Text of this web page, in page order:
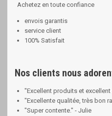
Achetez en toute confiance
envois garantis
service client
100% Satisfait
Nos clients nous
"Excellent produits et
"Excellente qualitée, très bon
"Super contente." - Julie